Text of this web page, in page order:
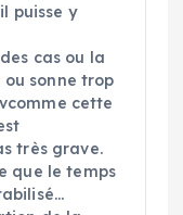
puisse y
cas ou la
ou sonne trop
cette
très grave.
que le temps